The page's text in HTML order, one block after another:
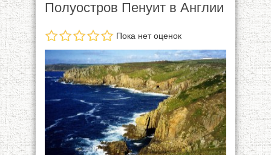
Полуостров Пенуит в Англии
Пока нет оценок